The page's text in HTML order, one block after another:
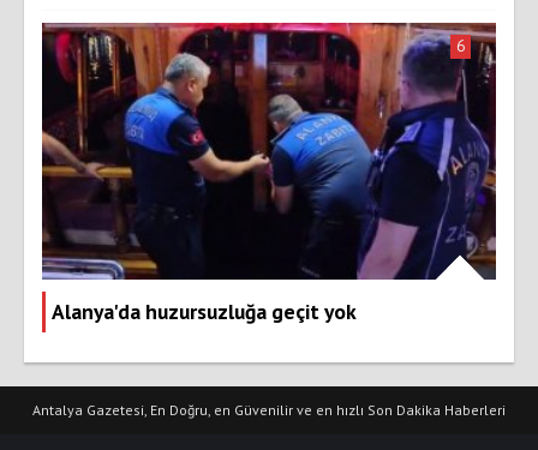
Alanya'da huzursuzluğa geçit yok
6
Antalya Gazetesi, En Doğru, en Güvenilir ve en hızlı Son Dakika Haberleri